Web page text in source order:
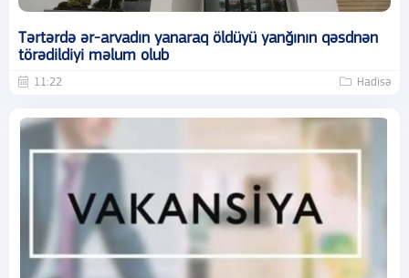
Tərtərdə ər-arvadın yanaraq öldüyü yanğının qəsdnən
törədildiyi məlum olub
11:22 Hadisə